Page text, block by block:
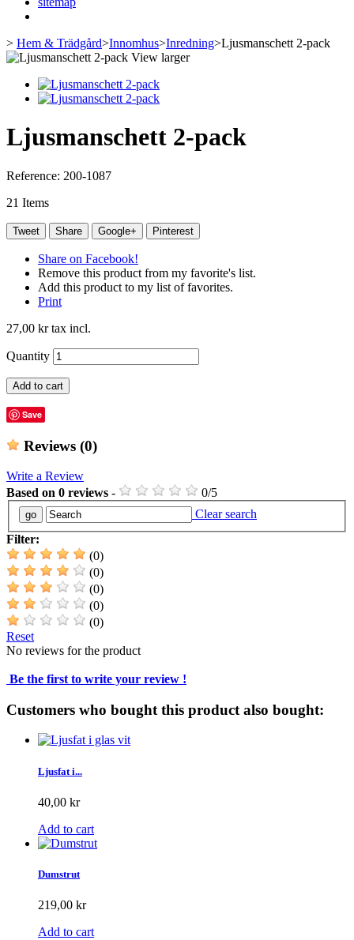
> Hem & Trädgård>Innomhus>Inredning>Ljusmanschett 2-pack
View larger
Ljusmanschett 2-pack
Reference: 200-1087
21 Items
Tweet Share Google+ Pinterest
Share on Facebook!
Remove this product from my favorite's list.
Add this product to my list of favorites.
Print
27,00 krtax incl.
Quantity
Add to cart
Save
Reviews (0)
Write a Review
Based on 0 reviews - 0/5
Clear search
Filter:
(0)
(0)
(0)
(0)
(0)
Reset
No reviews for the product
Be the first to write your review !
Customers who bought this product also bought:
Ljusfat i...
40,00 kr
Add to cart
Dumstrut
219,00 kr
Add to cart